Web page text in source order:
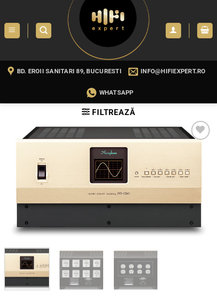
content
BD. EROII SANITARI 89, BUCURESTI INFO@HIFIEXPERT.RO
WHATSAPP
FILTREAZĂ